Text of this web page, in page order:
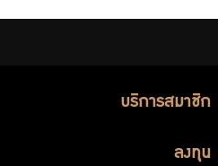
บริการสมาชิก
ลงทุน